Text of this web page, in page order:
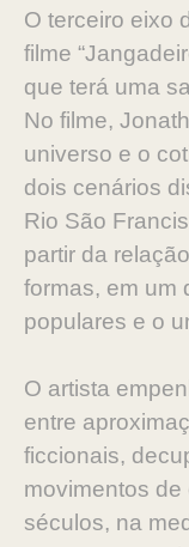
O terceiro eixo
filme
que terá uma
No filme,
universo e o
dois cenários
Rio São
partir da
formas, em um
populares e o
O artista
entre
ficcionais,
movimentos
séculos, na